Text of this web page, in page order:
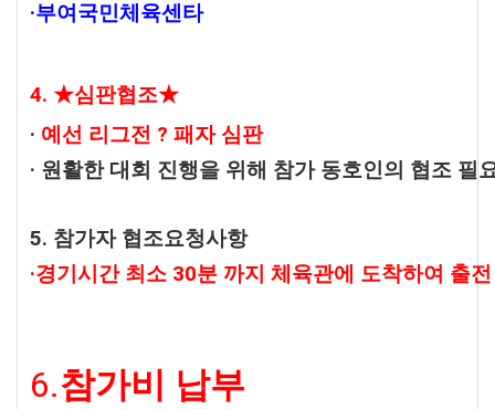
·부여국민체육센타
4. ★심판협조★
· 예선 리그전 ? 패자 심판
· 원활한 대회 진행을 위해 참가 동호인의 협조 필
5. 참가자 협조요청사항
·경기시간 최소 30분 까지 체육관에 도착하여 출
6.참가비 납부